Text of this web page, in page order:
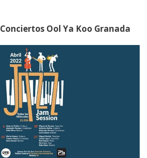
Conciertos Ool Ya Koo Granada